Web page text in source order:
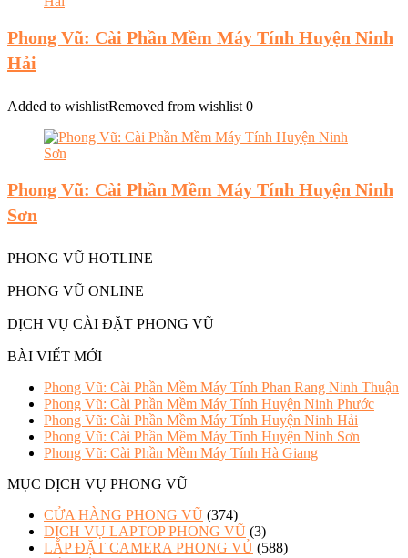
Phong Vũ: Cài Phần Mềm Máy Tính Huyện Ninh
Hải
Added to wishlistRemoved from wishlist 0
Phong Vũ: Cài Phần Mềm Máy Tính Huyện Ninh
Sơn
PHONG VŨ HOTLINE
PHONG VŨ ONLINE
DỊCH VỤ CÀI ĐẶT PHONG VŨ
BÀI VIẾT MỚI
Phong Vũ: Cài Phần Mềm Máy Tính Phan Rang Ninh Thuận
Phong Vũ: Cài Phần Mềm Máy Tính Huyện Ninh Phước
Phong Vũ: Cài Phần Mềm Máy Tính Huyện Ninh Hải
Phong Vũ: Cài Phần Mềm Máy Tính Huyện Ninh Sơn
Phong Vũ: Cài Phần Mềm Máy Tính Hà Giang
MỤC DỊCH VỤ PHONG VŨ
CỬA HÀNG PHONG VŨ (374)
DỊCH VỤ LAPTOP PHONG VŨ (3)
LẮP ĐẶT CAMERA PHONG VỦ (588)